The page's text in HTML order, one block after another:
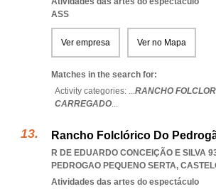
ASS
Ver empresa Ver no Mapa
Matches in the search for:
Activity categories: ...RANCHO
CARREGADO...
Rancho Folclórico Do
R DE EDUARDO CONCEIÇÃO E SILVA
PEDROGAO PEQUENO SERTA,
Atividades das artes do espectáculo